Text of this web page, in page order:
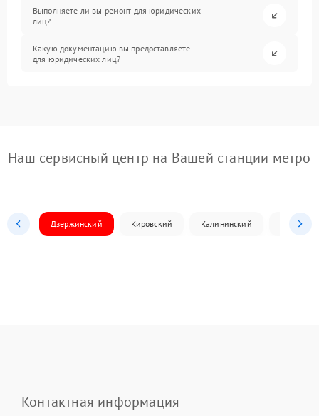
Выполняете ли вы ремонт для юридических
лиц?
Какую документацию вы предоставляете
для юридических лиц?
Наш сервисный центр на Вашей станции метро
Дзержинский Кировский Калининский
Контактная информация